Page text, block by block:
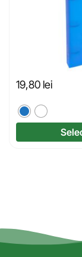
19,80 lei